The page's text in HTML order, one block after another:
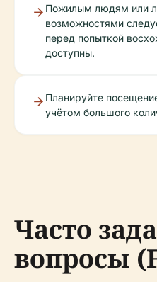
Пожилым людям или
возможностями
перед попыткой
доступны.
Планируйте
учётом большого
Часто
вопросы